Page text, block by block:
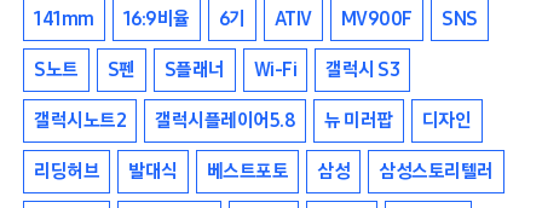
141mm 16:9비율 6기 ATIV MV900F SNS
S노트 S펜 S플래너 Wi-Fi 갤럭시 S3
갤럭시노트2 갤럭시플레이어5.8 뉴 미러팝 디자인
리딩허브 발대식 베스트포토 삼성 삼성스토리텔러